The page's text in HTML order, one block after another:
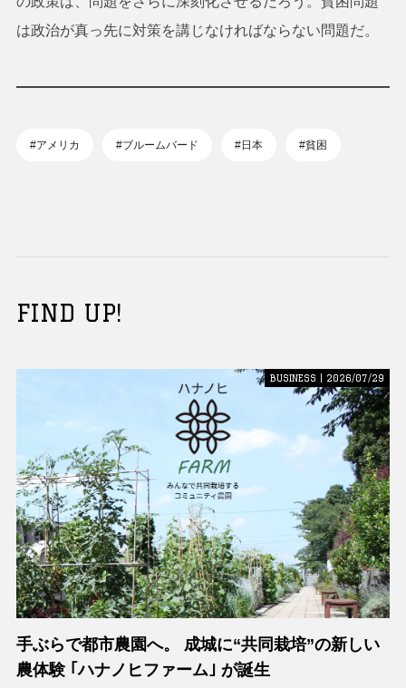
は政治が真っ先に対策を講じなければならない問題だ。
#アメリカ #ブルームバード #日本 #貧困
FIND UP!
BUSINESS | 2026/07/29
手ぶらで都市農園へ。 成城に“共同栽培”の新しい
農体験 ｢ハナノヒファーム｣ が誕生